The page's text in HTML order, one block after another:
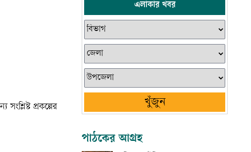
প্রকল্পের
এলাকার খবর
খুঁজুন
পাঠকের আগ্রহ